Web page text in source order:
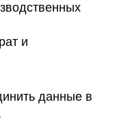
и
данные в